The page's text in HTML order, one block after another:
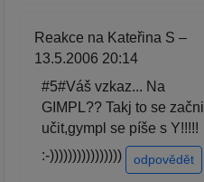
Reakce na Kateřina S –
13.5.2006 20:14
#5#Váš vzkaz... Na
GIMPL?? Takj to se začni
učit,gympl se píše s Y!!!!!
:-))))))))))))))))
odpovědět